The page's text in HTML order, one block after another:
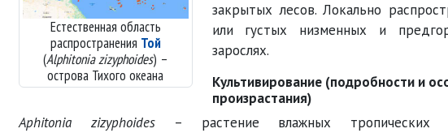
Естественная область
распространения Той
(Alphitonia zizyphoides) –
острова Тихого океана
закрытых лесов. Локально
или густых низменных и
зарослях.
Культивирование (подробности и
произрастания)
Aphitonia zizyphoides– растение влажных тропических